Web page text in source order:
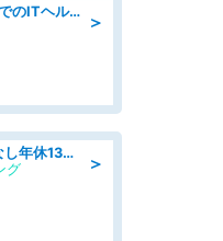
＞
ヘルプデスク/外資系保険業界でのITヘルプデスク業務/駅近/即日勤務可/ヘルプデスク
＞
一般事務・OA事務/残業基本なし年休130日社保完備の一般・調達事務
グ